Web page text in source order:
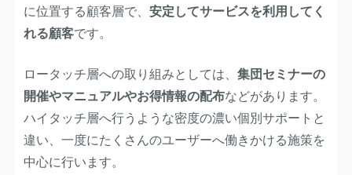
に位置する顧客層で、 安定してサービスを利用してく
れる顧客です。
ロータッチ層への取り組みとしては、 集団セミナーの
開催やマニュアルやお得情報の配布などがあります。
ハイタッチ層へ行うような密度の濃い個別サポートと
違い、一度にたくさんのユーザーへ働きかける施策を
中心に行います。